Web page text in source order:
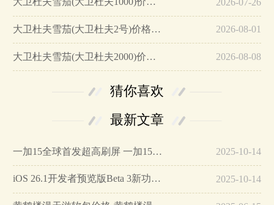
大卫杜夫雪茄(大卫杜夫2号)价格表图 大卫杜夫2号雪茄多少钱… 2026-08-01
大卫杜夫雪茄(大卫杜夫2000)价格表图 大卫杜夫雪茄2000价格多少… 2026-08-08
猜你喜欢
最新文章
一加15全球首发超高刷屏 一加15参数详细配置… 2025-10-14
iOS 26.1开发者预览版Beta 3新功能详解… 2025-10-14